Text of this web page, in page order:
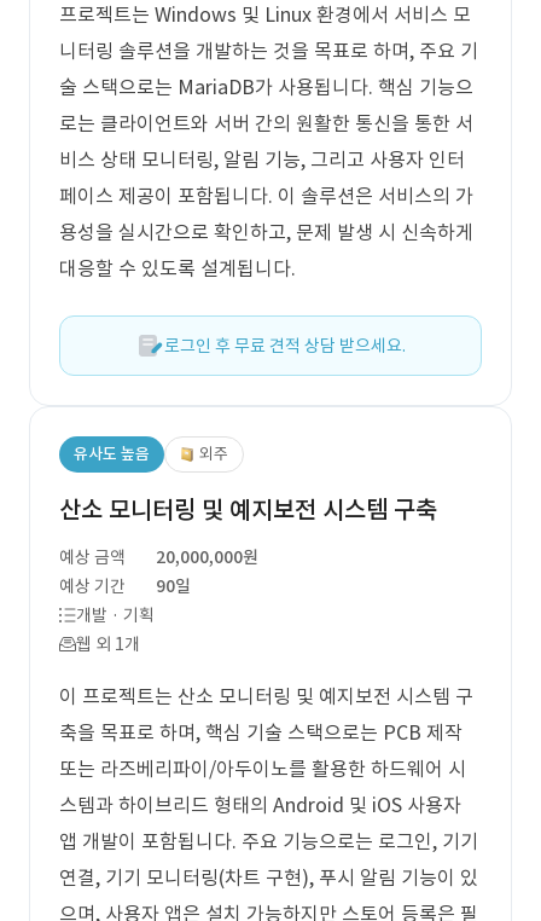
프로젝트는 Windows 및 Linux 환경에서 서비스 모
니터링 솔루션을 개발하는 것을 목표로 하며, 주요 기
술 스택으로는 MariaDB가 사용됩니다. 핵심 기능으
로는 클라이언트와 서버 간의 원활한 통신을 통한 서
비스 상태 모니터링, 알림 기능, 그리고 사용자 인터
페이스 제공이 포함됩니다. 이 솔루션은 서비스의 가
용성을 실시간으로 확인하고, 문제 발생 시 신속하게
대응할 수 있도록 설계됩니다.
로그인 후 무료 견적 상담 받으세요.
유사도 높음 외주
산소 모니터링 및 예지보전 시스템 구축
예상 금액
20,000,000원
예상 기간
90일
개발 · 기획
웹 외 1개
이 프로젝트는 산소 모니터링 및 예지보전 시스템 구
축을 목표로 하며, 핵심 기술 스택으로는 PCB 제작
또는 라즈베리파이/아두이노를 활용한 하드웨어 시
스템과 하이브리드 형태의 Android 및 iOS 사용자
앱 개발이 포함됩니다. 주요 기능으로는 로그인, 기기
연결, 기기 모니터링(차트 구현), 푸시 알림 기능이 있
으며, 사용자 앱은 설치 가능하지만 스토어 등록은 필